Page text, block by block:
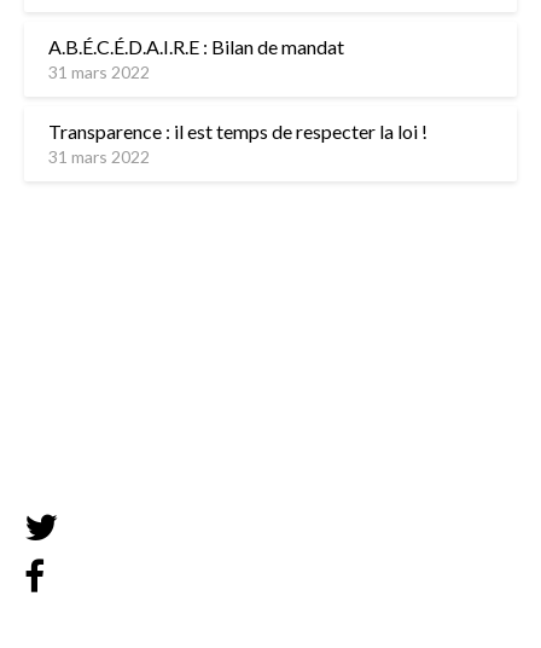
A.B.É.C.É.D.A.I.R.E : Bilan de mandat
31 mars 2022
Transparence : il est temps de respecter la loi !
31 mars 2022